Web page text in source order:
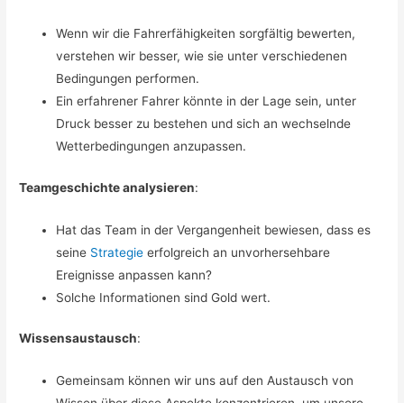
Wenn wir die Fahrerfähigkeiten sorgfältig bewerten,
verstehen wir besser, wie sie unter verschiedenen
Bedingungen performen.
Ein erfahrener Fahrer könnte in der Lage sein, unter
Druck besser zu bestehen und sich an wechselnde
Wetterbedingungen anzupassen.
Teamgeschichte analysieren:
Hat das Team in der Vergangenheit bewiesen, dass es
seine Strategie erfolgreich an unvorhersehbare
Ereignisse anpassen kann?
Solche Informationen sind Gold wert.
Wissensaustausch:
Gemeinsam können wir uns auf den Austausch von